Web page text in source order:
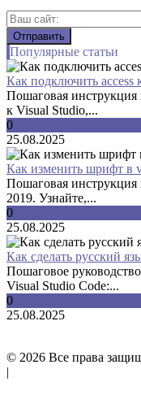
Популярные статьи
Как подключить access
Пошаговая
к Visual Studio,...
0
25.08.2025
Как изменить шрифт в
Пошаговая
2019. Узнайте,...
0
25.08.2025
Как сделать русский
Пошаговое
Visual Studio Code:...
0
25.08.2025
© 2026 Все права